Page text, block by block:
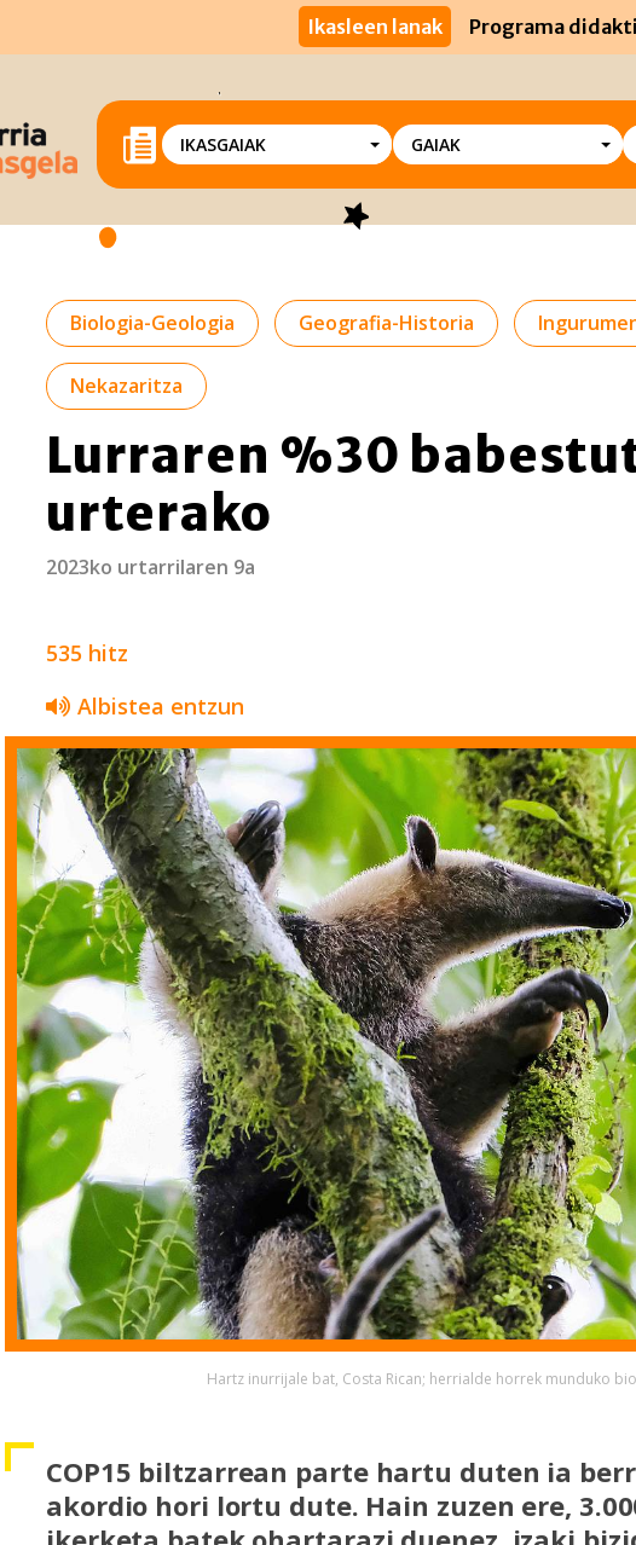
Ikasleen lanak Programa
IKASGAIAK GAIAK
Biologia-Geologia Geografia-Historia
Nekazaritza
Lurraren %30
urterako
2023ko urtarrilaren 9a
535 hitz
Albistea entzun
Hartz inurrijale bat, Costa Rican; herrialde horrek munduko
COP15 biltzarrean parte hartu duten ia
akordio hori lortu dute. Hain zuzen ere,